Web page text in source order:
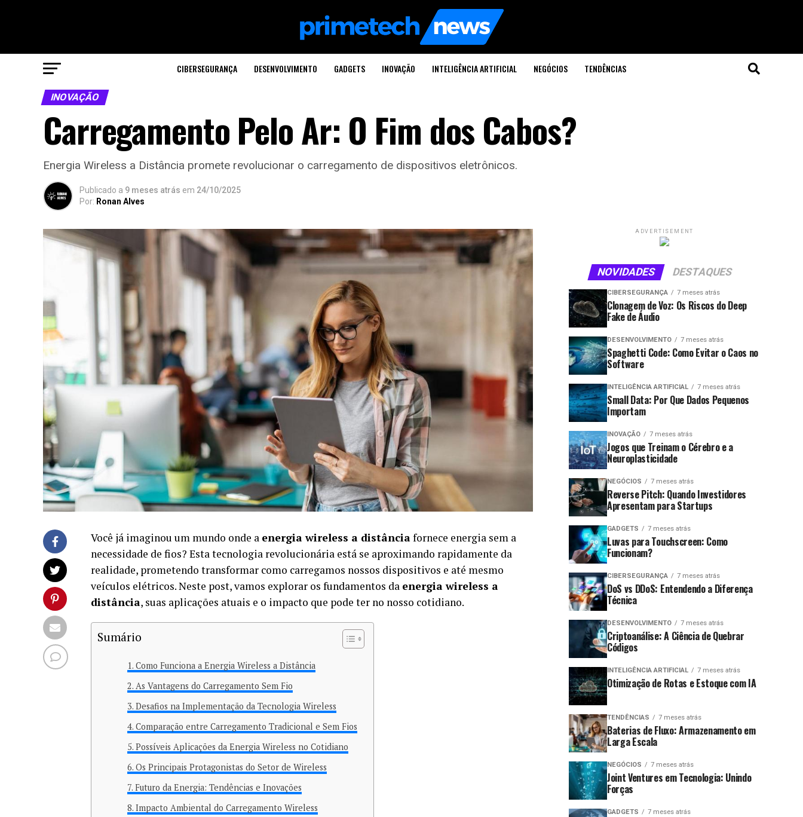
CIBERSEGURANÇA DESENVOLVIMENTO GADGETS INOVAÇÃO INTELIGÊNCIA ARTIFICIAL NEGÓCIOS TENDÊNCIAS
INOVAÇÃO
Carregamento Pelo Ar: O Fim dos Cabos?
Energia Wireless a Distância promete revolucionar o carregamento de dispositivos eletrônicos.
Publicado a 9 meses atrás em 24/10/2025
Por: Ronan Alves
Você já imaginou um mundo onde a energia wireless a distânciafornece energia sem a
necessidade de fios? Esta tecnologia revolucionária está se aproximando rapidamente da
realidade, prometendo transformar como carregamos nossos dispositivos e até mesmo
veículos elétricos. Neste post, vamos explorar os fundamentos da energia wireless a
distância, suas aplicações atuais e o impacto que pode ter no nosso cotidiano.
Sumário
Como Funciona a Energia Wireless a Distância
As Vantagens do Carregamento Sem Fio
Desafios na Implementação da Tecnologia Wireless
Comparação entre Carregamento Tradicional e Sem Fios
Possíveis Aplicações da Energia Wireless no Cotidiano
Os Principais Protagonistas do Setor de Wireless
Futuro da Energia: Tendências e Inovações
Impacto Ambiental do Carregamento Wireless
ADVERTISEMENT
NOVIDADES DESTAQUES
CIBERSEGURANÇA 7 meses atrás
Clonagem de Voz: Os Riscos do Deep
Fake de Áudio
DESENVOLVIMENTO 7 meses atrás
Spaghetti Code: Como Evitar o Caos no
Software
INTELIGÊNCIA ARTIFICIAL 7 meses atrás
Small Data: Por Que Dados Pequenos
Importam
INOVAÇÃO 7 meses atrás
Jogos que Treinam o Cérebro e a
Neuroplasticidade
NEGÓCIOS 7 meses atrás
Reverse Pitch: Quando Investidores
Apresentam para Startups
GADGETS 7 meses atrás
Luvas para Touchscreen: Como
Funcionam?
CIBERSEGURANÇA 7 meses atrás
DoS vs DDoS: Entendendo a Diferença
Técnica
DESENVOLVIMENTO 7 meses atrás
Criptoanálise: A Ciência de Quebrar
Códigos
INTELIGÊNCIA ARTIFICIAL 7 meses atrás
Otimização de Rotas e Estoque com IA
TENDÊNCIAS 7 meses atrás
Baterias de Fluxo: Armazenamento em
Larga Escala
NEGÓCIOS 7 meses atrás
Joint Ventures em Tecnologia: Unindo
Forças
GADGETS 7 meses atrás